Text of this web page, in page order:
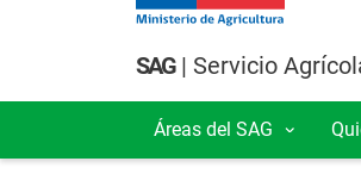
Pasar al contenido principal
SAG| Servicio
Áreas del SAG